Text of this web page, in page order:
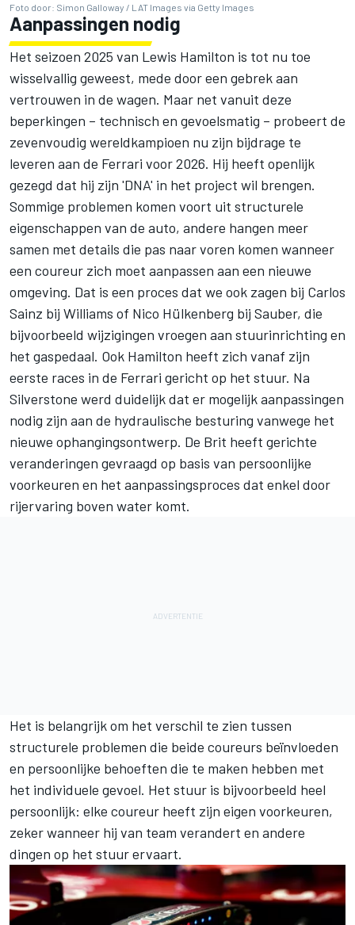
Foto door: Simon Galloway / LAT Images via Getty Images
Aanpassingen nodig
Het seizoen 2025 van Lewis Hamilton is tot nu toe
wisselvallig geweest, mede door een gebrek aan
vertrouwen in de wagen. Maar net vanuit deze
beperkingen – technisch en gevoelsmatig – probeert de
zevenvoudig wereldkampioen nu zijn bijdrage te
leveren aan de Ferrari voor 2026. Hij heeft openlijk
gezegd dat hij zijn 'DNA' in het project wil brengen.
Sommige problemen komen voort uit structurele
eigenschappen van de auto, andere hangen meer
samen met details die pas naar voren komen wanneer
een coureur zich moet aanpassen aan een nieuwe
omgeving. Dat is een proces dat we ook zagen bij Carlos
Sainz bij Williams of Nico Hülkenberg bij Sauber, die
bijvoorbeeld wijzigingen vroegen aan stuurinrichting en
het gaspedaal. Ook Hamilton heeft zich vanaf zijn
eerste races in de Ferrari gericht op het stuur. Na
Silverstone werd duidelijk dat er mogelijk aanpassingen
nodig zijn aan de hydraulische besturing vanwege het
nieuwe ophangingsontwerp. De Brit heeft gerichte
veranderingen gevraagd op basis van persoonlijke
voorkeuren en het aanpassingsproces dat enkel door
rijervaring boven water komt.
Het is belangrijk om het verschil te zien tussen
structurele problemen die beide coureurs beïnvloeden
en persoonlijke behoeften die te maken hebben met
het individuele gevoel. Het stuur is bijvoorbeeld heel
persoonlijk: elke coureur heeft zijn eigen voorkeuren,
zeker wanneer hij van team verandert en andere
dingen op het stuur ervaart.